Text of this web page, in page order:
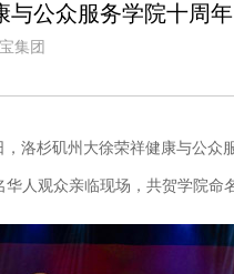
公众服务学院十周
集团
洛杉矶州大徐荣祥健康与公众
人观众亲临现场，共贺学院命